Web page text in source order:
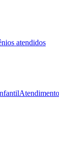
atendidos